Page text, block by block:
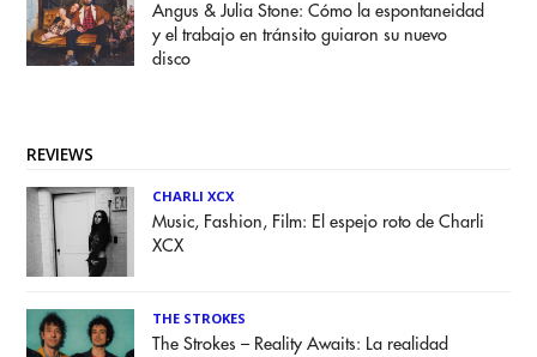
Angus & Julia Stone: Cómo la espontaneidad
y el trabajo en tránsito guiaron su nuevo
disco
REVIEWS
CHARLI XCX
Music, Fashion, Film: El espejo roto de Charli
XCX
THE STROKES
The Strokes – Reality Awaits: La realidad